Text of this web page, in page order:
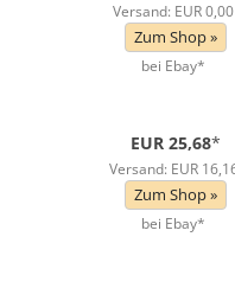
Versand: EUR 0,00
Zum Shop »
bei Ebay*
EUR 25,68*
Versand: EUR
Zum Shop »
bei Ebay*